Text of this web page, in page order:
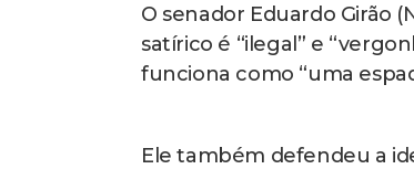
O senador Eduardo Girão
satírico é “ilegal” e
funciona como “uma
Ele também defendeu a